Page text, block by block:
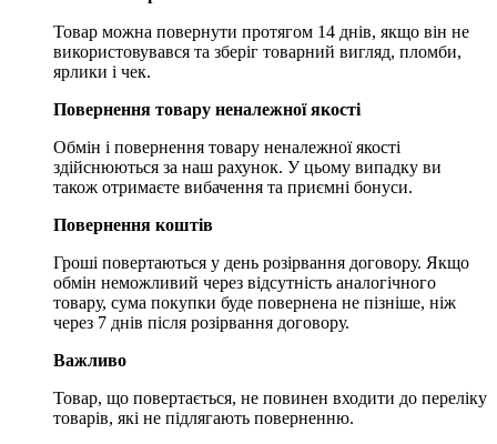
Товар можна повернути протягом 14 днів, якщо він не
використовувався та зберіг товарний вигляд, пломби,
ярлики і чек.
Повернення товару неналежної якості
Обмін і повернення товару неналежної якості
здійснюються за наш рахунок. У цьому випадку ви
також отримаєте вибачення та приємні бонуси.
Повернення коштів
Гроші повертаються у день розірвання договору. Якщо
обмін неможливий через відсутність аналогічного
товару, сума покупки буде повернена не пізніше, ніж
через 7 днів після розірвання договору.
Важливо
Товар, що повертається, не повинен входити до переліку
товарів, які не підлягають поверненню.